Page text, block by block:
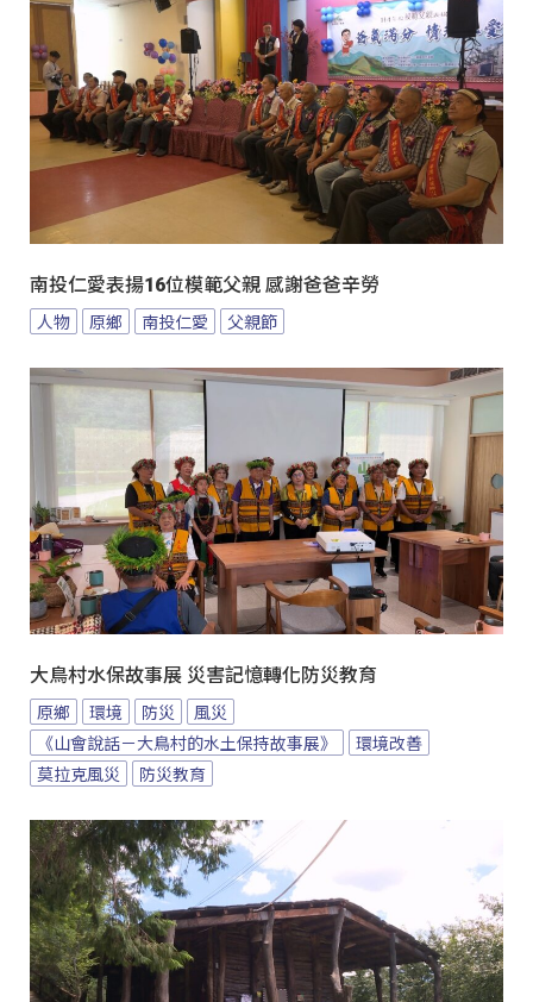
南投仁愛表揚16位模範父親 感謝爸爸辛勞
人物 原鄉 南投仁愛 父親節
大鳥村水保故事展 災害記憶轉化防災教育
原鄉 環境 防災
風災
《山會說話－大鳥村的水土保持故事展》
環境改善
莫拉克風災
防災教育